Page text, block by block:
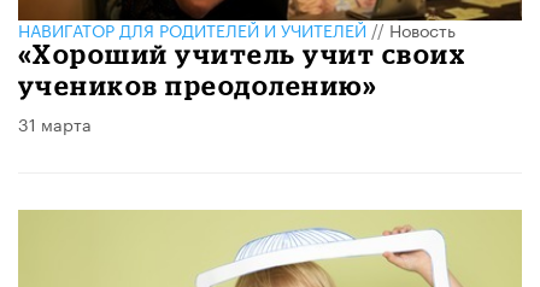
НАВИГАТОР ДЛЯ РОДИТЕЛЕЙ И УЧИТЕЛЕЙ//Новость
«Хороший учитель учит своих
учеников преодолению»
31 марта